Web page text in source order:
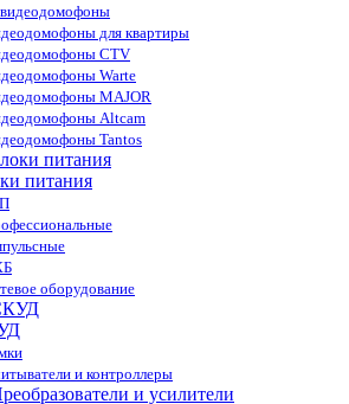
для квартиры
CTV
Warte
MAJOR
Altcam
Tantos
питания
оборудование
и контроллеры